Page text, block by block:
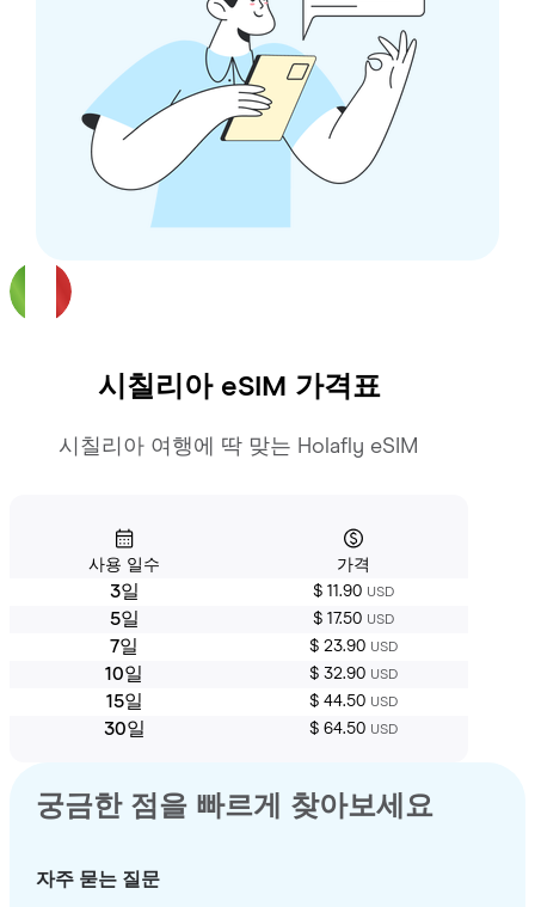
시칠리아eSIM 가격표
시칠리아 여행에 딱 맞는 Holafly eSIM
사용 일수 가격
3일 $ 11.90 USD
5일 $ 17.50 USD
7일 $ 23.90 USD
10일 $ 32.90 USD
15일 $ 44.50 USD
30일 $ 64.50 USD
궁금한 점을 빠르게 찾아보세요
자주 묻는 질문